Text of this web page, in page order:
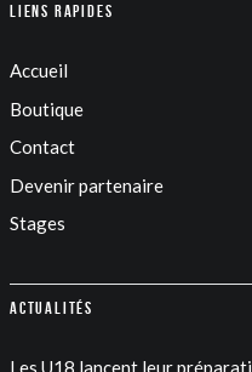
Liens rapides
Accueil
Boutique
Contact
Devenir partenaire
Stages
Actualités
Les U18 lancent leur